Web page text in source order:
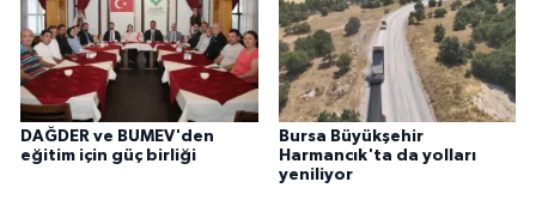
DAĞDER ve BUMEV'den
eğitim için güç birliği
Bursa Büyükşehir
Harmancık'ta da yolları
yeniliyor